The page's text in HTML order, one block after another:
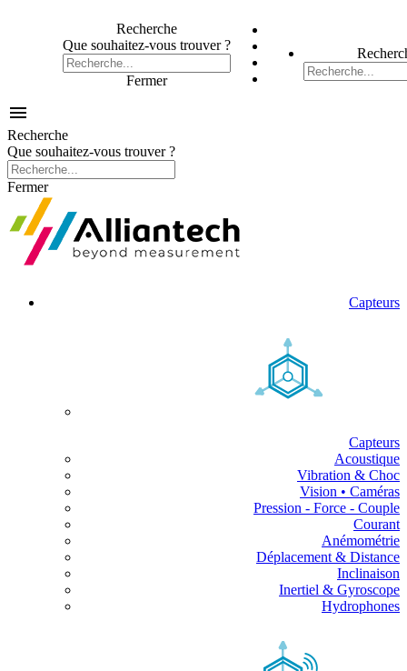
Recherche
Que souhaitez-vous trouver ?
Fermer

Recherche
Que souhaitez-vous trouver ?
Fermer
Capteurs
Capteurs
Acoustique
Vibration & Choc
Vision • Caméras
Pression - Force - Couple
Courant
Anémométrie
Déplacement & Distance
Inclinaison
Inertiel & Gyroscope
Hydrophones